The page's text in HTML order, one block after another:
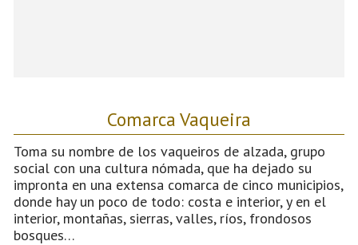
Comarca Vaqueira
Toma su nombre de los vaqueiros de alzada, grupo
social con una cultura nómada, que ha dejado su
impronta en una extensa comarca de cinco municipios,
donde hay un poco de todo: costa e interior, y en el
interior, montañas, sierras, valles, ríos, frondosos
bosques…